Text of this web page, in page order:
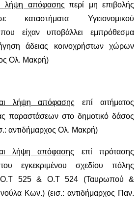
λήψη απόφασης περί μη επιβολής
Υγειονομικού
που είχαν υποβάλλει εμπρόθεσμα
άδειας κοινοχρήστων χώρων
Ολ. Μακρή)
λήψη απόφασης επί αιτήματος
παραστάσεων στο δημοτικό δάσος
αντιδήμαρχος Ολ. Μακρή)
λήψη απόφασης επίπρότασης
εγκεκριμένου σχεδίου πόλης
525 & Ο.Τ524 (Ταυρωπού &
Κων.) (εισ.: αντιδήμαρχος Παν.